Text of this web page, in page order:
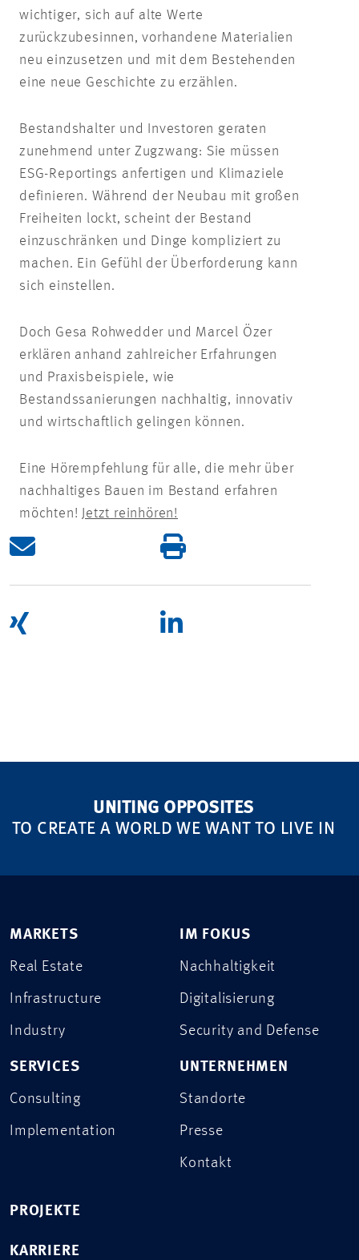
wichtiger, sich auf alte Werte
zurückzubesinnen, vorhandene Materialien
neu einzusetzen und mit dem Bestehenden
eine neue Geschichte zu erzählen.
Bestandshalter und Investoren geraten
zunehmend unter Zugzwang: Sie müssen
ESG-Reportings anfertigen und Klimaziele
definieren. Während der Neubau mit großen
Freiheiten lockt, scheint der Bestand
einzuschränken und Dinge kompliziert zu
machen. Ein Gefühl der Überforderung kann
sich einstellen.
Doch Gesa Rohwedder und Marcel Özer
erklären anhand zahlreicher Erfahrungen
und Praxisbeispiele, wie
Bestandssanierungen nachhaltig, innovativ
und wirtschaftlich gelingen können.
Eine Hörempfehlung für alle, die mehr über
nachhaltiges Bauen im Bestand erfahren
möchten! Jetzt reinhören!
UNITING OPPOSITES
TO CREATE A WORLD WE WANT TO LIVE IN
MARKETS
Real Estate
Infrastructure
Industry
SERVICES
Consulting
Implementation
IM FOKUS
Nachhaltigkeit
Digitalisierung
Security and Defense
UNTERNEHMEN
Standorte
Presse
Kontakt
PROJEKTE
KARRIERE